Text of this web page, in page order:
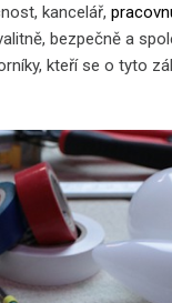
kancelář,
bezpečně a
kteří se o tyto